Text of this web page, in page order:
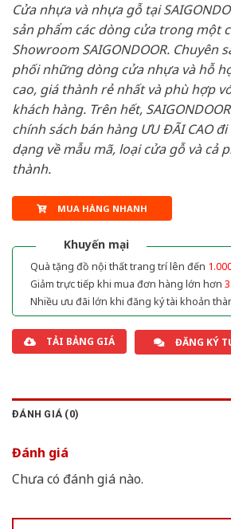
Cửa nhựa và nhựa gỗ tại
sản phẩm các dòng cửa trong một
Showroom SAIGONDOOR. Chuyên
phối những dòng cửa nhựa và hỗ
cao, giá thành rẻ nhất và phù hợp
khách hàng. Trên hết,
chính sách bán hàng ƯU ĐÃI CAO
dạng về mẫu mã, loại cửa gỗ và cả
thành.
MUA HÀNG NHANH
Khuyến mại
Quà tặng đồ nội thất trang trí lên đến
Giảm trực tiếp khi mua đơn hàng lớn hơn
Nhiều ưu đãi lớn khi đăng ký tài khoản
TẢI BẢNG GIÁ ĐĂNG KÝ
ĐÁNH GIÁ (0)
Đánh giá
Chưa có đánh giá nào.